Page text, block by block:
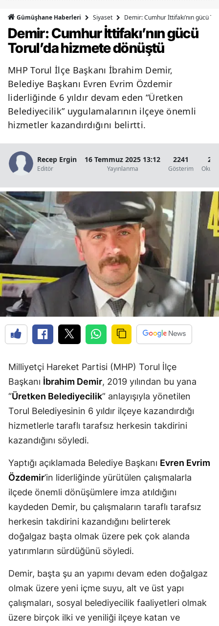
Bingöl
Bitlis
Bolu
Bursa
Çanakkale
Çorum
Denizli
Diyarbakır
Edirne
Elazığ
Erzincan
Erzurum
Eskişehir
Gaziantep
Gümüşhane
Hakkari
Hatay
Isparta
İstanbul
İzmir
Kars
Kastamonu
Kayseri
Kırklareli
Kırşehir
Kocaeli
Gümüşhane Haberleri Siyaset Demir: Cumhur İttifakı’nın gücü
Demir: Cumhur İttifakı’nın gücü
Torul’da hizmete dönüştü
MHP Torul İlçe Başkanı İbrahim Demir,
Belediye Başkanı Evren Evrim Özdemir
liderliğinde 6 yıldır devam eden “Üretken
Belediyecilik” uygulamalarının ilçeye önemli
hizmetler kazandırdığını belirtti.
Recep Ergin
Editör
16 Temmuz 2025 13:12
Yayınlanma
2241
Gösterim
2
Milliyetçi Hareket Partisi (MHP) Torul İlçe
Başkanı İbrahim Demir, 2019 yılından bu yana
“Üretken Belediyecilik” anlayışıyla yönetilen
Torul Belediyesinin 6 yıldır ilçeye kazandırdığı
hizmetlerle taraflı tarafsız herkesin takdirini
kazandığını söyledi.
Yaptığı açıklamada Belediye Başkanı Evren Evrim
Özdemir’in liderliğinde yürütülen çalışmalarla
ilçede önemli dönüşümlere imza atıldığını
kaydeden Demir, bu çalışmaların taraflı tarafsız
herkesin takdirini kazandığını belirterek
doğalgaz başta olmak üzere pek çok alanda
yatırımların sürdüğünü söyledi.
Demir, başta şu an yapımı devam eden doğalgaz
olmak üzere yeni içme suyu, alt ve üst yapı
çalışmaları, sosyal belediyecilik faaliyetleri olmak
üzere birçok ilki ve yeniliği ilçeye katan ve